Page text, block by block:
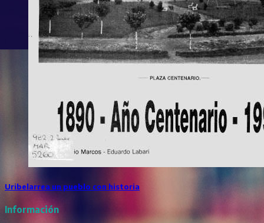
Uribelarrea un pueblo con historia
Información